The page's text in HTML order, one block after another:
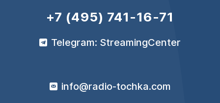
+7 (495) 741-16-71
Telegram: StreamingCenter
info@radio-tochka.com